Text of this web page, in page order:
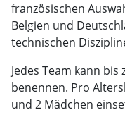
französischen
Belgien und
technischen
Jedes Team kann
benennen. Pro
und 2 Mädchen